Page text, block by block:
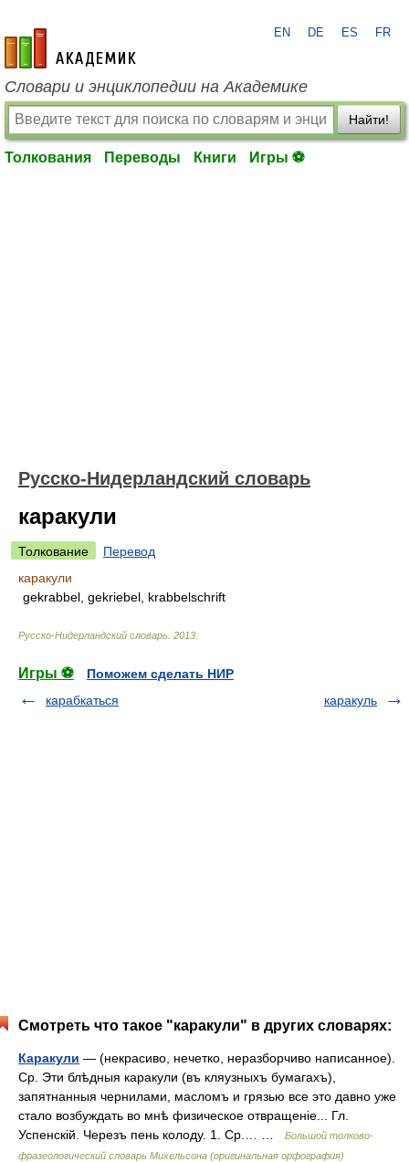
academic.ru
EN DE ES FR
Словари и энциклопедии на Академике
Найти!
Толкования Переводы Книги Игры ⚽
Русско-Нидерландский словарь
каракули
Толкование
Перевод
каракули
gekrabbel, gekriebel, krabbelschrift
Русско-Нидерландский словарь 2013
Игры ⚽
Поможем сделать НИР
карабкаться
каракуль
Смотреть что такое "каракули" в других словарях:
Каракули — (некрасиво, нечетко, неразборчиво написанное).
Ср. Эти блѣдныя каракули (въ кляузныхъ бумагахъ),
запятнанныя чернилами, масломъ и грязью все это давно уже
стало возбуждать во мнѣ физическое отвращеніе... Гл.
Успенскій. Черезъ пень колоду. 1. Ср.… …
Большой толково-
фразеологический словарь Михельсона (оригинальная орфография)